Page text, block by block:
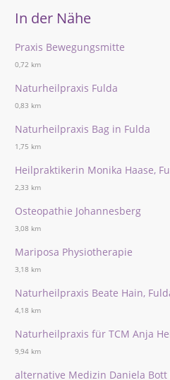
In der Nähe
Praxis Bewegungsmitte
0,72 km
Naturheilpraxis Fulda
0,83 km
Naturheilpraxis Bag in Fulda
1,75 km
Heilpraktikerin Monika Haase,
2,33 km
Osteopathie Johannesberg
3,08 km
Mariposa Physiotherapie
3,18 km
Naturheilpraxis Beate Hain,
4,18 km
Naturheilpraxis für TCM Anja
9,94 km
alternative Medizin Daniela